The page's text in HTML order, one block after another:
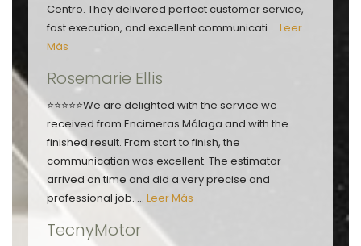
Centro. They delivered perfect customer service,
fast execution, and excellent communicati ... Leer
Más
Rosemarie Ellis
⭐⭐⭐⭐⭐We are delighted with the service we
received from Encimeras Málaga and with the
finished result. From start to finish, the
communication was excellent. The estimator
arrived on time and did a very precise and
professional job. ... Leer Más
TecnyMotor